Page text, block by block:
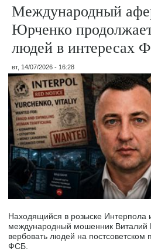
Международный
Юрченко
людей в интересах
вт, 14/07/2026 - 16:28
Находящийся в розыске Интерпола
международный мошенник Виталий
вербовать людей на постсоветском
ФСБ.